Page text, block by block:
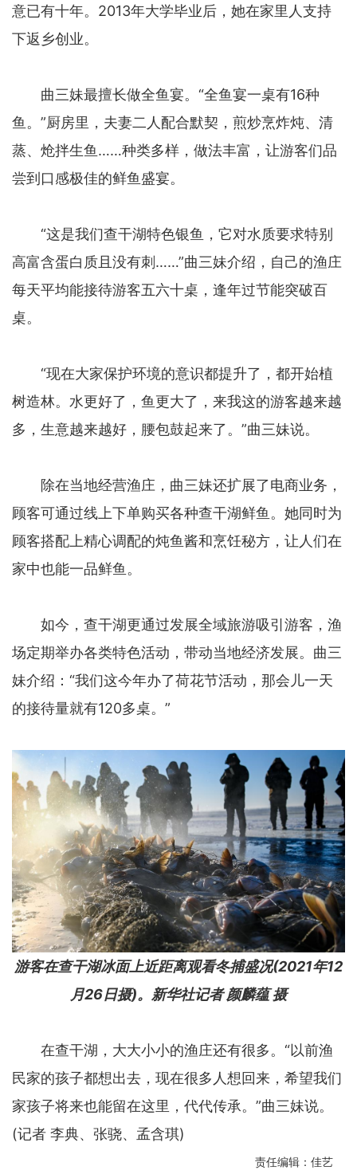
意已有十年。2013年大学毕业后，她在家里人支持
下返乡创业。
曲三妹最擅长做全鱼宴。“全鱼宴一桌有16种
鱼。”厨房里，夫妻二人配合默契，煎炒烹炸炖、清
蒸、炝拌生鱼……种类多样，做法丰富，让游客们品
尝到口感极佳的鲜鱼盛宴。
“这是我们查干湖特色银鱼，它对水质要求特别
高富含蛋白质且没有刺……”曲三妹介绍，自己的渔庄
每天平均能接待游客五六十桌，逢年过节能突破百
桌。
“现在大家保护环境的意识都提升了，都开始植
树造林。水更好了，鱼更大了，来我这的游客越来越
多，生意越来越好，腰包鼓起来了。”曲三妹说。
除在当地经营渔庄，曲三妹还扩展了电商业务，
顾客可通过线上下单购买各种查干湖鲜鱼。她同时为
顾客搭配上精心调配的炖鱼酱和烹饪秘方，让人们在
家中也能一品鲜鱼。
如今，查干湖更通过发展全域旅游吸引游客，渔
场定期举办各类特色活动，带动当地经济发展。曲三
妹介绍：“我们这今年办了荷花节活动，那会儿一天
的接待量就有120多桌。”
游客在查干湖冰面上近距离观看冬捕盛况(2021年12
月26日摄)。新华社记者 颜麟蕴 摄
在查干湖，大大小小的渔庄还有很多。“以前渔
民家的孩子都想出去，现在很多人想回来，希望我们
家孩子将来也能留在这里，代代传承。”曲三妹说。
(记者 李典、张骁、孟含琪)
责任编辑：佳艺